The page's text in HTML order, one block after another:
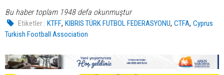
Bu haber toplam 1948 defa okunmuştur
Etiketler : KTFF,KIBRIS TÜRK FUTBOL FEDERASYONU,CTFA,Cyprus
Turkish Football Association